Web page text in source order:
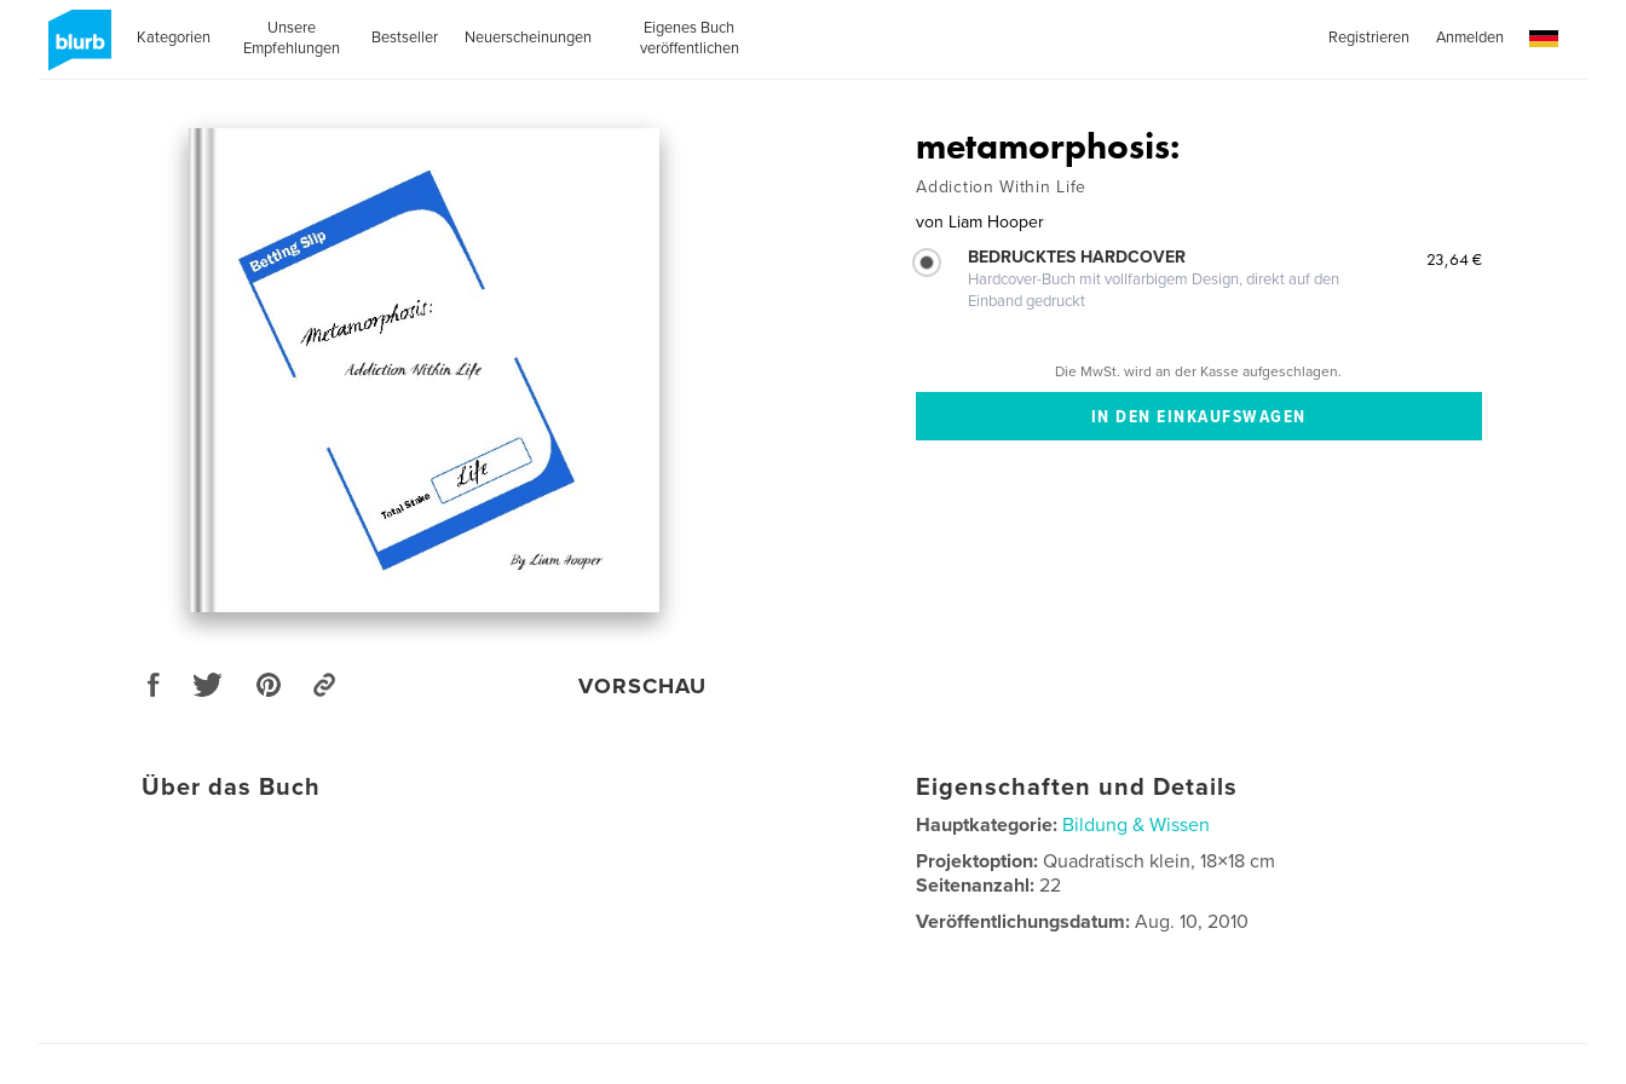
Kategorien
Unsere
Empfehlungen
Bestseller Neuerscheinungen
Eigenes Buch
veröffentlichen
Registrieren Anmelden
VORSCHAU
metamorphosis:
Addiction Within Life
von Liam Hooper
BEDRUCKTES HARDCOVER
Hardcover-Buch mit vollfarbigem Design, direkt auf den
Einband gedruckt
23,64 €
Die MwSt. wird an der Kasse aufgeschlagen.
Über das Buch Eigenschaften und Details
Hauptkategorie: Bildung & Wissen
Projektoption:Quadratisch klein, 18×18 cm
Seitenanzahl:22
Veröffentlichungsdatum: Aug. 10, 2010